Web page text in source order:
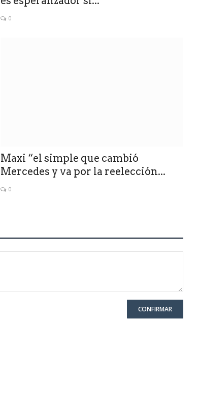
0
Maxi “el simple que cambió
Mercedes y va por la reelección...
0
CONFIRMAR
La batalla cultural a favor de la invasión de Ucrania, está